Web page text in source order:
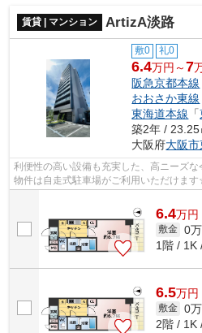
賃貸 | マンション ArtizA淡路
敷0 礼0
6.4万円～7
阪急京都本線
おおさか東線
東海道本線 「
築2年 / 23.25
大阪府大阪
利便性の高い設備も充実した、高ニーズ
物件は自走式駐車場がご利用いただけま
6.4万円
敷金 0
1階 / 1K
6.5万円
敷金 0
2階 / 1K